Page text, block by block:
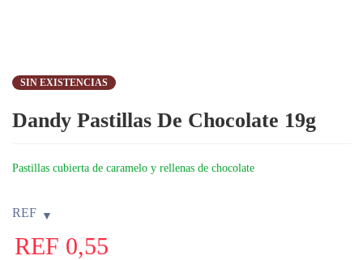
SIN EXISTENCIAS
Dandy Pastillas De Chocolate 19g
Pastillas cubierta de caramelo y rellenas de chocolate
REF
REF 0,55